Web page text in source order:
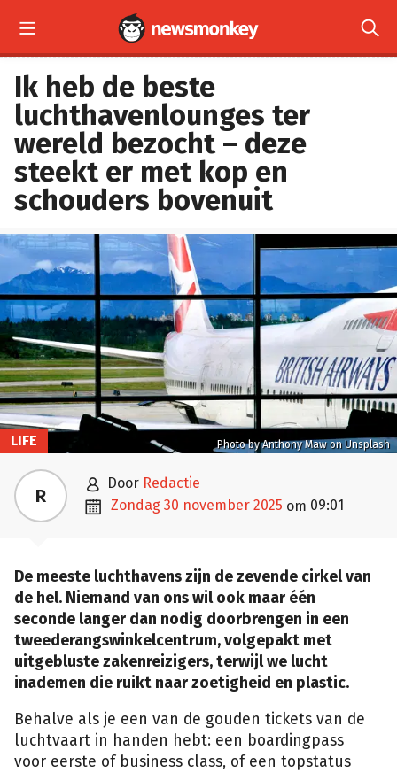
 
Ik heb de beste
luchthavenlounges ter
wereld bezocht – deze
steekt er met kop en
schouders bovenuit
Photo by Anthony Maw on Unsplash
LIFE
R  door Redactie
 zondag 30 november 2025 om 09:01
De meeste luchthavens zijn de zevende cirkel van
de hel. Niemand van ons wil ook maar één
seconde langer dan nodig doorbrengen in een
tweederangswinkelcentrum, volgepakt met
uitgebluste zakenreizigers, terwijl we lucht
inademen die ruikt naar zoetigheid en plastic.
Behalve als je een van de gouden tickets van de
luchtvaart in handen hebt: een boardingpass
voor eerste of business class, of een topstatus